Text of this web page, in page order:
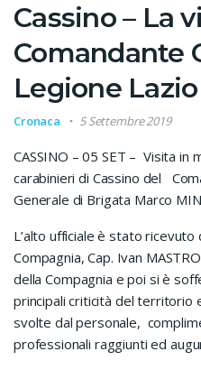
Cassino – La
Comandante
Legione Lazio
Cronaca 5 Settembre 2019
CASSINO – 05 SET – Visita
carabinieri di Cassino del
Generale di Brigata Marco
L’alto ufficiale è stato ricevuto
Compagnia, Cap. Ivan
della Compagnia e poi si è
principali criticità del territorio
svolte dal personale,
professionali raggiunti ed